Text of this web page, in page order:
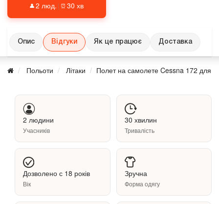
👤 2 люд. | ⏰ 30 хв
Опис Відгуки Як це працює Доставка
Польоти Літаки Полет на самолете Cessna 172 для
2 людини
Учасників
30 хвилин
Тривалість
Дозволено с 18 років
Вік
Зручна
Форма одягу